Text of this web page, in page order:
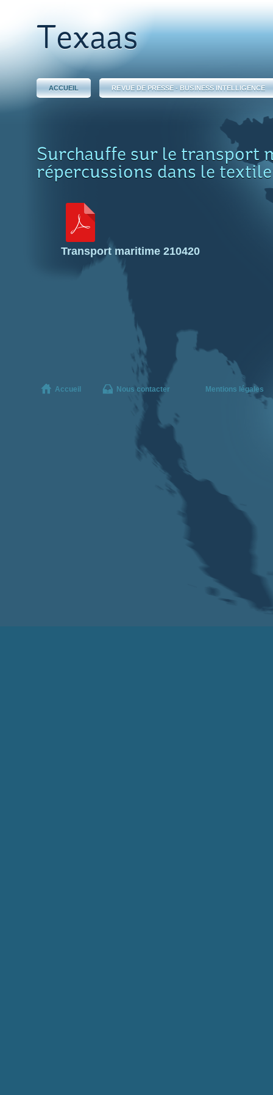
Texaas
ACCUEIL REVUE DE PRESSE - BUSINESS INTELLIGENCE
Surchauffe sur le transport
répercussions dans le textile
Transport maritime 210420
Accueil Nous contacter Mentions légales